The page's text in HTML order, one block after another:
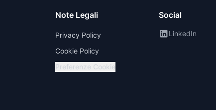
Note Legali
Privacy Policy
Cookie Policy
Preferenze Cookie
Social
LinkedIn